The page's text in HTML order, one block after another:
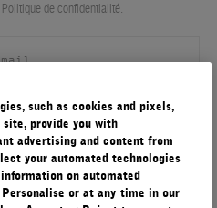
Politique de confidentialité
such as cookies and pixels,
provide you with
advertising and content from
your automated technologies
on automated
or at any time in our